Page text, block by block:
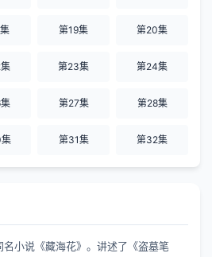
第19集 第20集
第23集 第24集
第27集 第28集
第31集 第32集
小说《藏海花》。讲述了《盗墓笔